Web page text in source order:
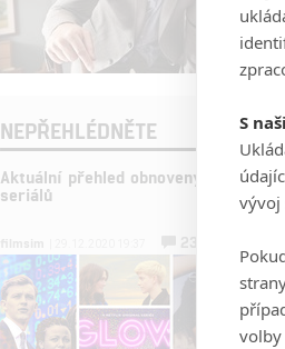
NEPŘEHLÉDNĚTE
Aktuální přehled obnovených i
seriálů
S
vývoj
volby